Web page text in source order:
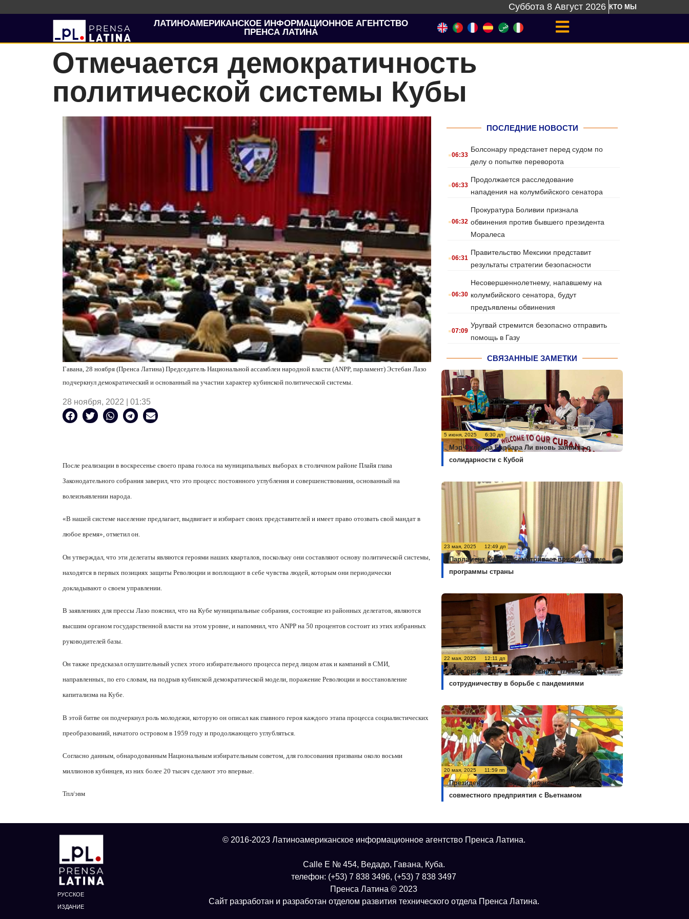
Суббота 8 Август 2026 КТО МЫ
ЛАТИНОАМЕРИКАНСКОЕ ИНФОРМАЦИОННОЕ АГЕНТСТВО
ПРЕНСА ЛАТИНА
Отмечается демократичность
политической системы Кубы
Гавана, 28 ноября (Пренса Латина) Председатель Национальной ассамблеи народной власти (ANPP, парламент) Эстебан Лазо
подчеркнул демократический и основанный на участии характер кубинской политической системы.
28 ноября, 2022 | 01:35
После реализации в воскресенье своего права голоса на муниципальных выборах в столичном районе Плайя глава
Законодательного собрания заверил, что это процесс постоянного углубления и совершенствования, основанный на
волеизъявлении народа.
«В нашей системе население предлагает, выдвигает и избирает своих представителей и имеет право отозвать свой мандат в
любое время», отметил он.
Он утверждал, что эти делегаты являются героями наших кварталов, поскольку они составляют основу политической системы,
находятся в первых позициях защиты Революции и воплощают в себе чувства людей, которым они периодически
докладывают о своем управлении.
В заявлениях для прессы Лазо пояснил, что на Кубе муниципальные собрания, состоящие из районных делегатов, являются
высшим органом государственной власти на этом уровне, и напомнил, что ANPP на 50 процентов состоит из этих избранных
руководителей базы.
Он также предсказал оглушительный успех этого избирательного процесса перед лицом атак и кампаний в СМИ,
направленных, по его словам, на подрыв кубинской демократической модели, поражение Революции и восстановление
капитализма на Кубе.
В этой битве он подчеркнул роль молодежи, которую он описал как главного героя каждого этапа процесса социалистических
преобразований, начатого островом в 1959 году и продолжающего углубляться.
Согласно данным, обнародованным Национальным избирательным советом, для голосования призваны около восьми
миллионов кубинцев, из них более 20 тысяч сделают это впервые.
Тпл/эвм
ПОСЛЕДНИЕ НОВОСТИ
.06:33
Болсонару предстанет перед судом по
делу о попытке переворота
.06:33
Продолжается расследование
нападения на колумбийского сенатора
.06:32
Прокуратура Боливии признала
обвинения против бывшего президента
Моралеса
.06:31
Правительство Мексики представит
результаты стратегии безопасности
.06:30
Несовершеннолетнему, напавшему на
колумбийского сенатора, будут
предъявлены обвинения
.07:09
Уругвай стремится безопасно отправить
помощь в Газу
СВЯЗАННЫЕ ЗАМЕТКИ
5 июня, 2025 6:30 дп
Мэр Окленда Барбара Ли вновь заявила о
солидарности с Кубой
23 мая, 2025 12:49 дп
Парламент Кубы рассматривает приоритетные
программы страны
22 мая, 2025 12:11 дп
Куба призывает к более тесному глобальному
сотрудничеству в борьбе с пандемиями
20 мая, 2025 11:59 пп
Президент Кубы подчеркивает создание
совместного предприятия с Вьетнамом
РУССКОЕ
ИЗДАНИЕ
© 2016-2023 Латиноамериканское информационное агентство Пренса Латина.
Calle E № 454, Ведадо, Гавана, Куба.
телефон: (+53) 7 838 3496, (+53) 7 838 3497
Пренса Латина © 2023
Сайт разработан и разработан отделом развития технического отдела Пренса Латина.